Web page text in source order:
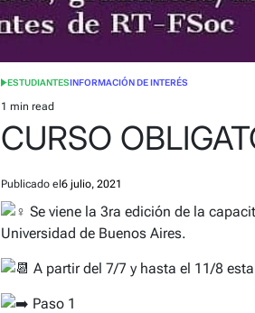
POSTED
IN
ESTUDIANTESINFORMACIÓN DE INTERÉS
Estimated
read
time
1 min read
CURSO
Publicado el 6 julio, 2021
Se viene la 3ra edición de la
Universidad de Buenos Aires.
A partir del 7/7 y hasta el 11/8
Paso 1